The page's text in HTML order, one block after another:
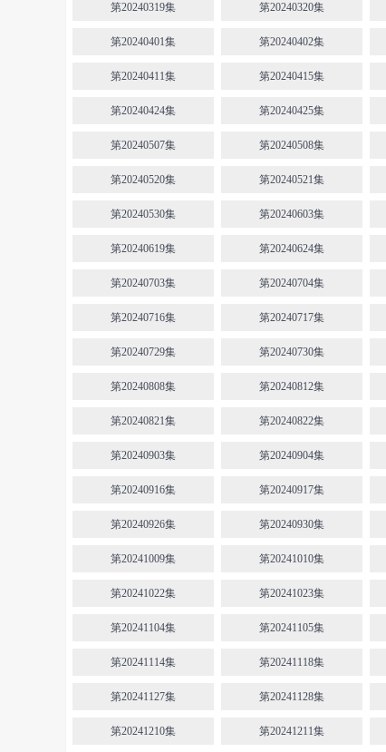
第20240319集 第20240320集
第20240401集 第20240402集
第20240411集 第20240415集
第20240424集 第20240425集
第20240507集 第20240508集
第20240520集 第20240521集
第20240530集 第20240603集
第20240619集 第20240624集
第20240703集 第20240704集
第20240716集 第20240717集
第20240729集 第20240730集
第20240808集 第20240812集
第20240821集 第20240822集
第20240903集 第20240904集
第20240916集 第20240917集
第20240926集 第20240930集
第20241009集 第20241010集
第20241022集 第20241023集
第20241104集 第20241105集
第20241114集 第20241118集
第20241127集 第20241128集
第20241210集 第20241211集